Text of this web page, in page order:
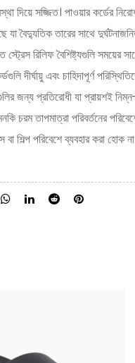
দিয়ে সজ্জিত। পাওয়ার কর্ডের
যা বৈদ্যুতিক তারের সাথে
রিলিফ বৈশিষ্ট্যগুলি সময়ের
দীর্ঘায়ু এবং চাহিদাপূর্ণ
জন্য প্রতিরোধী যা প্রায়শই
চরম তাপমাত্রা পরিবর্তনের
বা শিল্প পরিবেশে ব্যবহার করা